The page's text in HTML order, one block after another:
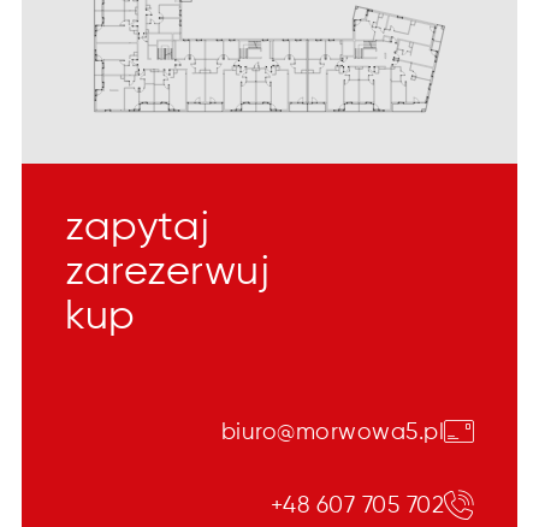
zapytaj
zarezerwuj
kup
biuro@morwowa5.pl
+48 607 705 702